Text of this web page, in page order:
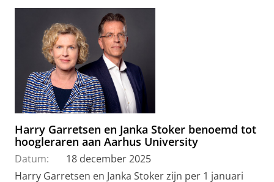
Harry Garretsen en Janka Stoker benoemd tot
hoogleraren aan Aarhus University
Datum:
18 december 2025
Harry Garretsen en Janka Stoker zijn per 1 januari